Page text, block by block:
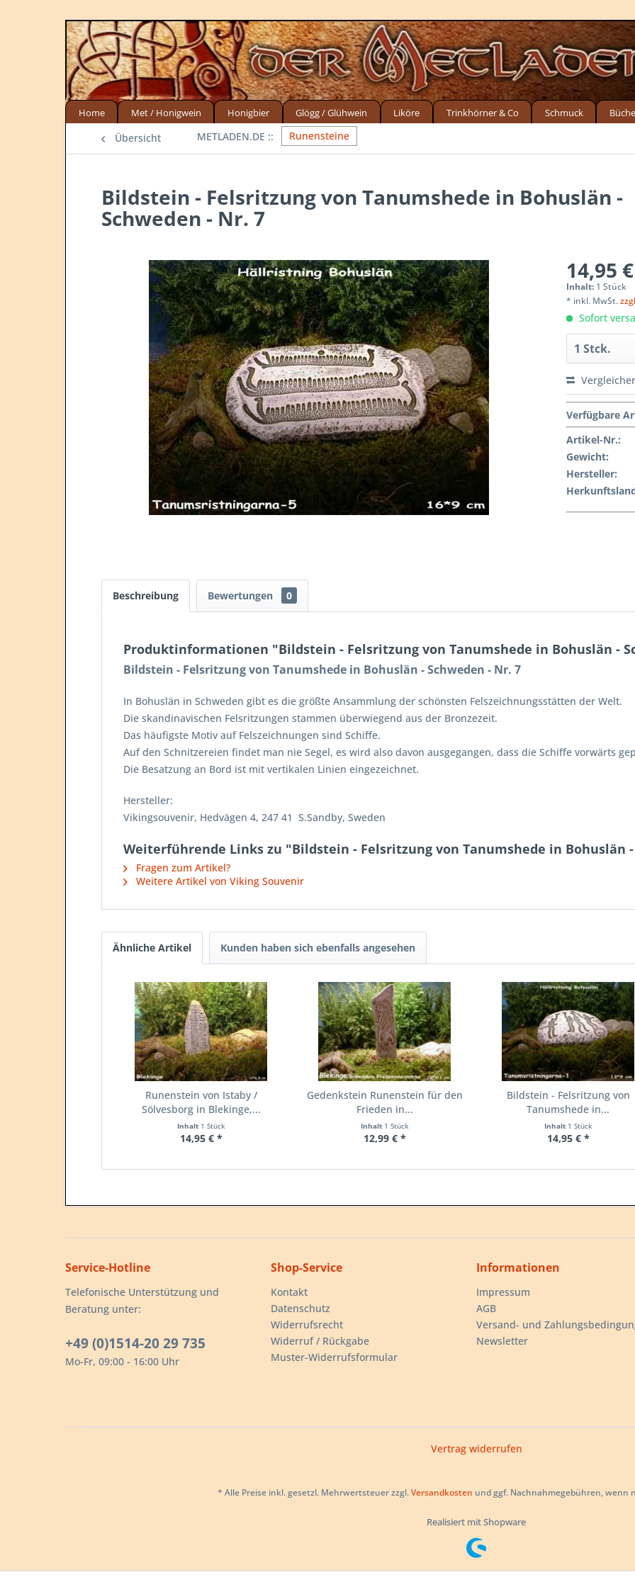
Home Met / Honigwein Honigbier Glögg / Glühwein Liköre Trinkhörner & Co Schmuck
Übersicht Runensteine
Bildstein - Felsritzung von Tanumshede in Bohuslän -
Schweden - Nr. 7
14,95
Inhalt: 1 Stück
* inkl. MwSt.
Sofort
Verfügbare
Artikel-Nr.:
Gewicht:
Hersteller:
Beschreibung Bewertungen 0
Produktinformationen "Bildstein - Felsritzung von Tanumshede in Bohuslän -
Bildstein - Felsritzung von Tanumshede in Bohuslän - Schweden - Nr. 7
In Bohuslän in Schweden gibt es die größte Ansammlung der schönsten Felszeichnungsstätten der Welt.
Die skandinavischen Felsritzungen stammen überwiegend aus der Bronzezeit.
Das häufigste Motiv auf Felszeichnungen sind Schiffe.
Auf den Schnitzereien findet man nie Segel, es wird also davon ausgegangen, dass die Schiffe vorwärts
Die Besatzung an Bord ist mit vertikalen Linien eingezeichnet.
Hersteller:
Vikingsouvenir, Hedvägen 4, 247 41 S.Sandby, Sweden
Weiterführende Links zu "Bildstein - Felsritzung von Tanumshede in Bohuslän -
Fragen zum Artikel?
Weitere Artikel von Viking Souvenir
Ähnliche Artikel Kunden haben sich ebenfalls angesehen
Runenstein von Istaby /
Sölvesborg in Blekinge,...
Inhalt 1 Stück
14,95 € *
Gedenkstein Runenstein für den
Frieden in...
Inhalt 1 Stück
12,99 € *
Bildstein - Felsritzung von
Tanumshede in...
Inhalt 1 Stück
14,95 € *
Service-Hotline
Telefonische Unterstützung und
Beratung unter:
+49 (0)1514-20 29 735
Mo-Fr, 09:00 - 16:00 Uhr
Shop-Service
Kontakt
Datenschutz
Widerrufsrecht
Widerruf / Rückgabe
Muster-Widerrufsformular
Informationen
Impressum
AGB
Versand- und
Newsletter
Vertrag widerrufen
* Alle Preise inkl. gesetzl. Mehrwertsteuer zzgl.Versandkosten und ggf. Nachnahmegebühren, wenn
Realisiert mit Shopware